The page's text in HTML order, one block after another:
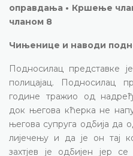
оправдања • Кршење
чланом 8
Чињенице и наводи
Подносилац представке
полицајац. Подносилац
године тражио од
док његова кћерка не
његова супруга одбија да
лијечењу и да је он тај
захтјев је одбијен јер